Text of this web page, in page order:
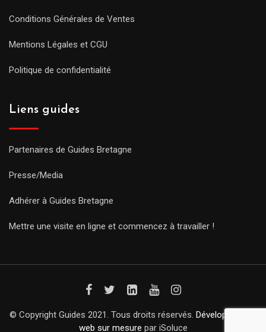
Conditions Générales de Ventes
Mentions Légales et CGU
Politique de confidentialité
Liens guides
Partenaires de Guides Bretagne
Presse/Media
Adhérer à Guides Bretagne
Mettre une visite en ligne et commencez à travailler !
© Copyright Guides 2021. Tous droits réservés. Développement
web sur mesure par iSoluce